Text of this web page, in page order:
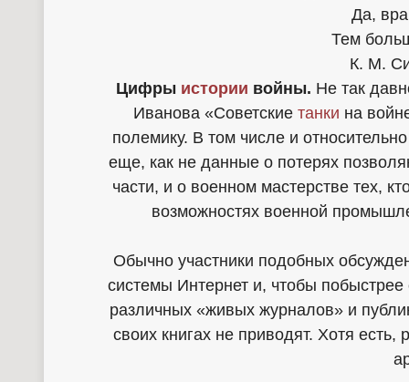
Да,
Тем
К. М.
Цифры истории войны. Не так
Иванова «Советские танки на
полемику. В том числе и
еще, как не данные о потерях
части, и о военном мастерстве тех,
возможностях военной
Обычно участники подобных
системы Интернет и, чтобы
различных «живых журналов» и
своих книгах не приводят. Хотя